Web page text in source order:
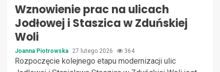
Wznowienie prac na ulicach
Jodłowej i Staszica w Zduńskiej
Woli
Joanna Piotrowska 27 lutego 2026 364
Rozpoczęcie kolejnego etapu modernizacji ulic